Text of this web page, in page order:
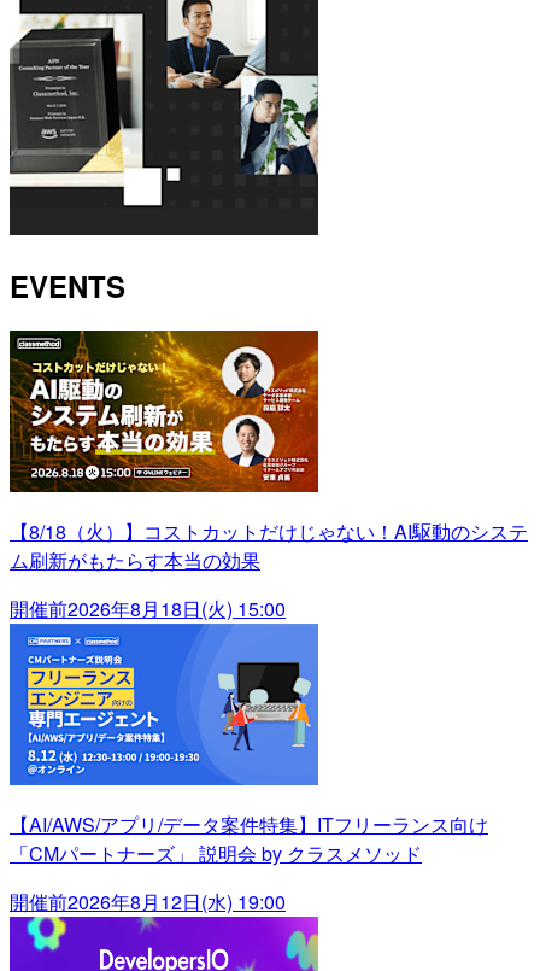
EVENTS
【8/18（火）】コストカットだけじゃない！AI駆動のシステ
ム刷新がもたらす本当の効果
開催前2026年8月18日(火) 15:00
【AI/AWS/アプリ/データ案件特集】ITフリーランス向け
「CMパートナーズ」 説明会 by クラスメソッド
開催前2026年8月12日(水) 19:00